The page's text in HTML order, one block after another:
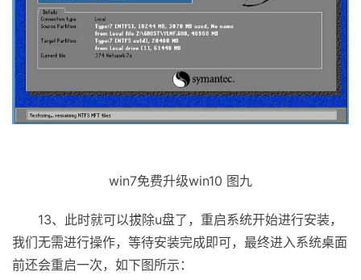
win7免费升级win10 图九
13、此时就可以拔除u盘了，重启系统开始进行安装，
我们无需进行操作，等待安装完成即可，最终进入系统桌面
前还会重启一次，如下图所示：